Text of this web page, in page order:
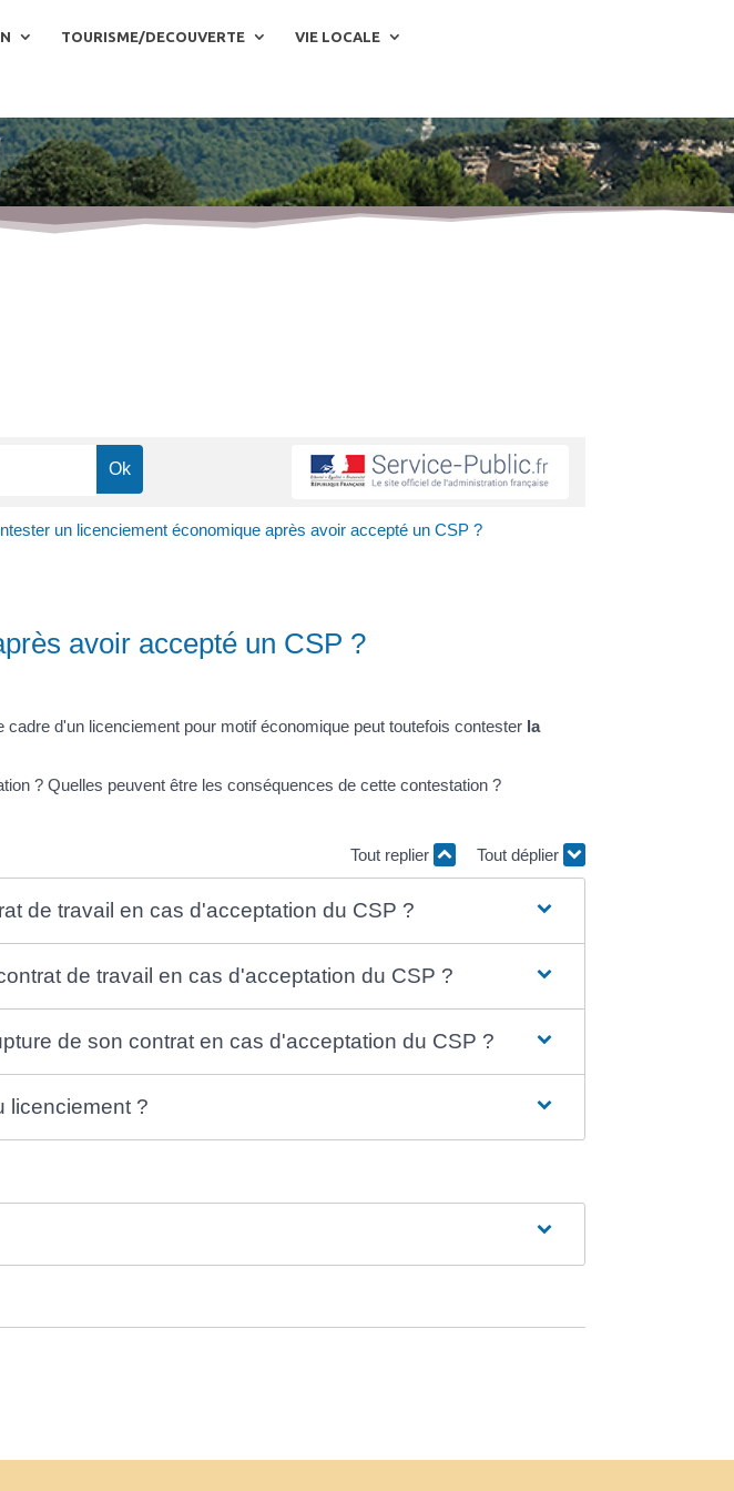
TOURISME/DECOUVERTE VIE LOCALE
un licenciement économique après avoir accepté un CSP ?
avoir accepté un CSP ?
cadre d'un licenciement pour motif économique peut toutefois contester la
? Quelles peuvent être les conséquences de cette contestation ?
Tout replier
Tout déplier
de travail en cas d'acceptation du CSP ?
de travail en cas d'acceptation du CSP ?
de son contrat en cas d'acceptation du CSP ?
licenciement ?